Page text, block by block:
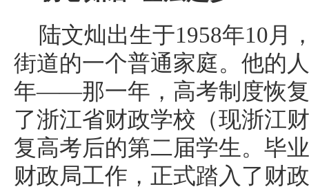
陆文灿出生于1958年10月
街道的一个普通家庭。他的
年——那一年，高考制度恢
了浙江省财政学校（现浙江
复高考后的第二届学生。毕
财政局工作，正式踏入了财